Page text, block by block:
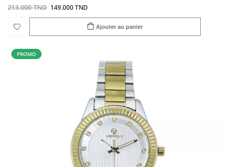
213.000 TND 149.000 TND
Ajouter au panier
PROMO